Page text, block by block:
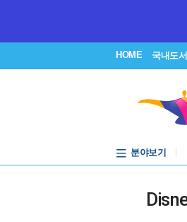
HOME 국내도서
분야보기